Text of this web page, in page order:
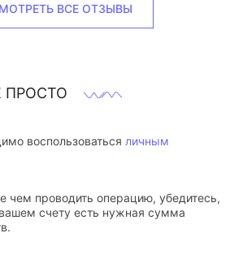
ВСЕ ОТЗЫВЫ
ПРОСТО
воспользоваться личным
чем проводить операцию, убедитесь,
счету есть нужная сумма